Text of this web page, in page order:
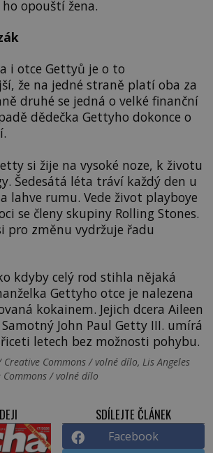
opouští žena.
i otce Gettyů je o to
že na jedné straně platí oba za
druhé se jedná o velké finanční
dědečka Gettyho dokonce o
si žije na vysoké noze, k životu
Šedesátá léta tráví každý den u
lahve rumu. Vede život playboye
se členy skupiny Rolling Stones.
pro změnu vydržuje řadu
kdyby celý rod stihla nějaká
Gettyho otce je nalezena
kokainem. Jejich dcera Aileen
John Paul Getty III. umírá
letech bez možnosti pohybu.
Commons / volné dílo, Lis Angeles
/ volné dílo
SDÍLEJTE ČLÁNEK
Facebook